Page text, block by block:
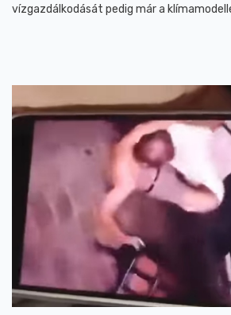
vízgazdálkodását pedig már a